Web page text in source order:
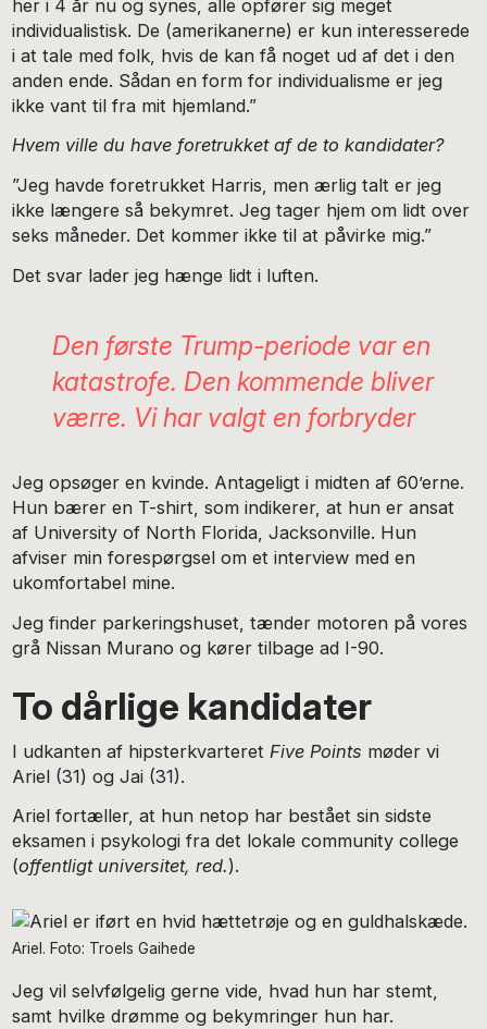
her i 4 år nu og synes, alle opfører sig meget
individualistisk. De (amerikanerne) er kun interesserede
i at tale med folk, hvis de kan få noget ud af det i den
anden ende. Sådan en form for individualisme er jeg
ikke vant til fra mit hjemland.”
Hvem ville du have foretrukket af de to kandidater?
”Jeg havde foretrukket Harris, men ærlig talt er jeg
ikke længere så bekymret. Jeg tager hjem om lidt over
seks måneder. Det kommer ikke til at påvirke mig.”
Det svar lader jeg hænge lidt i luften.
Den første Trump-periode var en
katastrofe. Den kommende bliver
værre. Vi har valgt en forbryder
Jeg opsøger en kvinde. Antageligt i midten af 60’erne.
Hun bærer en T-shirt, som indikerer, at hun er ansat
af University of North Florida, Jacksonville. Hun
afviser min forespørgsel om et interview med en
ukomfortabel mine.
Jeg finder parkeringshuset, tænder motoren på vores
grå Nissan Murano og kører tilbage ad I-90.
To dårlige kandidater
I udkanten af hipsterkvarteret Five Points møder vi
Ariel (31) og Jai (31).
Ariel fortæller, at hun netop har bestået sin sidste
eksamen i psykologi fra det lokale community college
(offentligt universitet, red.).
Ariel. Foto: Troels Gaihede
Jeg vil selvfølgelig gerne vide, hvad hun har stemt,
samt hvilke drømme og bekymringer hun har.